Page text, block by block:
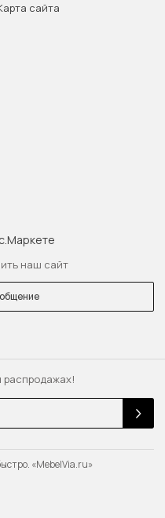
распродажах!
сайта
наш сайт
«MebelVia.ru»